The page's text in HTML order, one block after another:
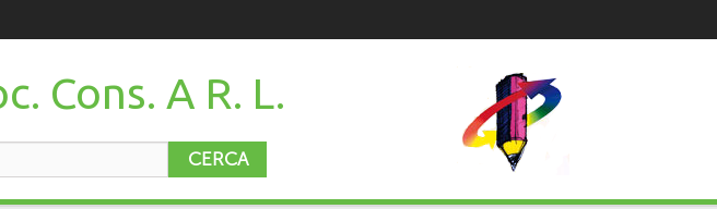
Cons. A R. L.
CERCA